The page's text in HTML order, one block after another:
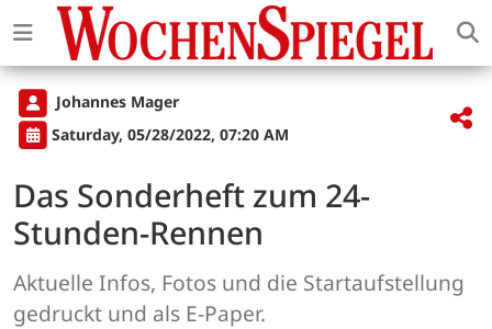
Johannes Mager
Saturday, 05/28/2022, 07:20 AM
Das Sonderheft zum 24-
Stunden-Rennen
Aktuelle Infos, Fotos und die Startaufstellung
gedruckt und als E-Paper.